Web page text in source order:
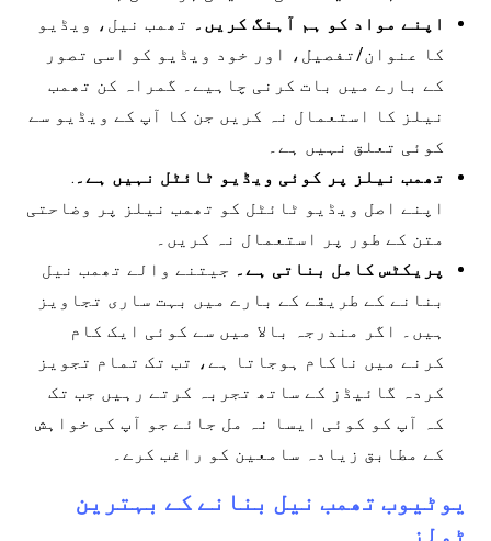
اپنے مواد کو ہم آہنگ کریں۔ تھمب نیل، ویڈیو
کا عنوان/تفصیل، اور خود ویڈیو کو اسی تصور
کے بارے میں بات کرنی چاہیے۔ گمراہ کن تھمب
نیلز کا استعمال نہ کریں جن کا آپ کے ویڈیو سے
کوئی تعلق نہیں ہے۔
تھمب نیلز پر کوئی ویڈیو ٹائٹل نہیں ہے۔ .
اپنے اصل ویڈیو ٹائٹل کو تھمب نیلز پر وضاحتی
متن کے طور پر استعمال نہ کریں۔
پریکٹس کامل بناتی ہے۔ جیتنے والے تھمب نیل
بنانے کے طریقے کے بارے میں بہت ساری تجاویز
ہیں۔ اگر مندرجہ بالا میں سے کوئی ایک کام
کرنے میں ناکام ہوجاتا ہے، تب تک تمام تجویز
کردہ گائیڈز کے ساتھ تجربہ کرتے رہیں جب تک
کہ آپ کو کوئی ایسا نہ مل جائے جو آپ کی خواہش
کے مطابق زیادہ سامعین کو راغب کرے۔
یوٹیوب تھمب نیل بنانے کے بہترین
ٹولز